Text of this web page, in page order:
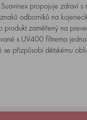
propojuje zdraví s
odborníků na
produkt zaměřený na
s UV400 filtrema
přizpůsobí dětskému